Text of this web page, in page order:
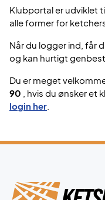
Klubportal er udviklet
alle former for
Når du logger ind, får
og kan hurtigt
Du er meget
90
, hvis du ønsker et
login her